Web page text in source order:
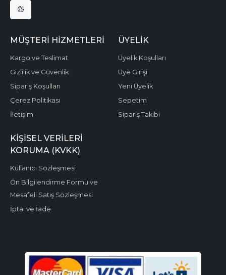
MÜŞTERI HIZMETLERI
Kargo ve Teslimat
Gizlilik ve Güvenlik
Sipariş Koşulları
Çerez Politikası
İletişim
ÜYELIK
Üyelik Koşulları
Üye Girişi
Yeni Üyelik
Sepetim
Sipariş Takibi
KIŞISEL VERILERI
KORUMA (KVKK)
Kullanıcı Sözleşmesi
Ön Bilgilendirme Formu ve
Mesafeli Satış Sözleşmesi
İptal ve İade